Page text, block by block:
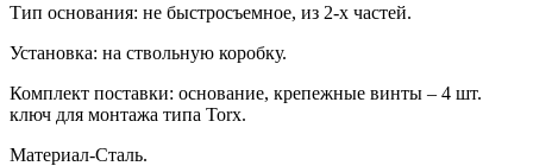
Тип основания: не быстросъемное, из 2-х частей.
Установка: на ствольную коробку.
Комплект поставки: основание, крепежные винты – 4 шт.
ключ для монтажа типа Torx.
Материал-Сталь.